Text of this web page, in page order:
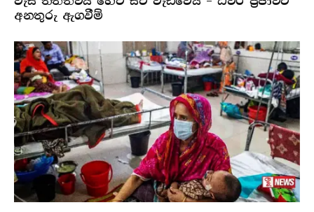
අනතුරු ඇගවීම්